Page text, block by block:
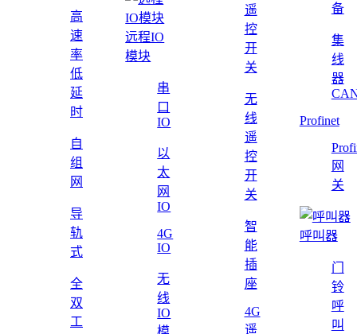
高
速
率
低
延
时
自
组
网
导
轨
式
全
双
工
远程IO
模块
串
口
IO
以
太
网
IO
4G
IO
无
线
IO
模
遥
控
开
关
无
线
遥
控
开
关
智
能
插
座
4G
遥
备
集
线
器
Profinet
网
关
呼叫器
门
铃
呼
叫